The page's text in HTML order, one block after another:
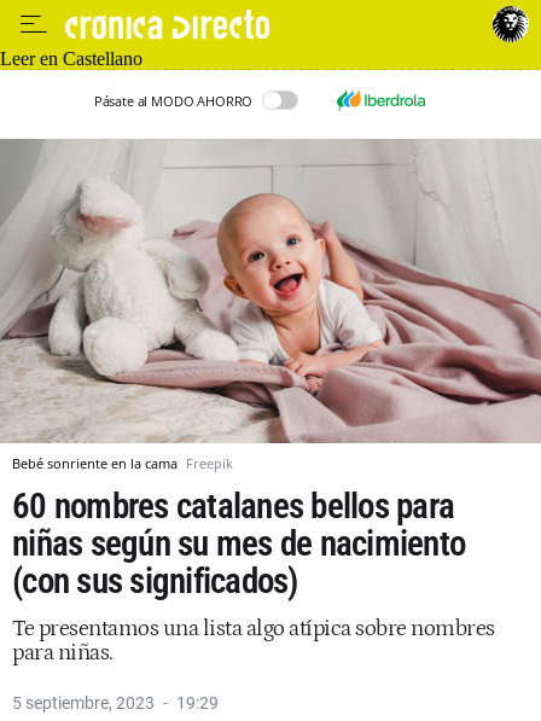
Leer en Castellano
Pásate al MODO AHORRO
Bebé sonriente en la cama Freepik
60 nombres catalanes bellos para
niñas según su mes de nacimiento
(con sus significados)
Te presentamos una lista algo atípica sobre nombres
para niñas.
5 septiembre, 2023 19:29